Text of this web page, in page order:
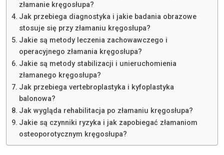
złamanie kręgosłupa?
Jak przebiega diagnostyka i jakie badania obrazowe
stosuje się przy złamaniu kręgosłupa?
Jakie są metody leczenia zachowawczego i
operacyjnego złamania kręgosłupa?
Jakie są metody stabilizacji i unieruchomienia
złamanego kręgosłupa?
Jak przebiega vertebroplastyka i kyfoplastyka
balonowa?
Jak wygląda rehabilitacja po złamaniu kręgosłupa?
Jakie są czynniki ryzyka i jak zapobiegać złamaniom
osteoporotycznym kręgosłupa?